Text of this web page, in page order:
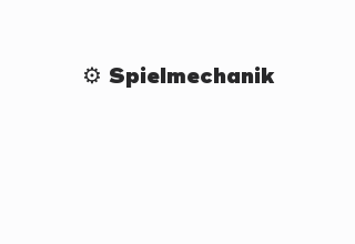
⚙️ Spielmechanik